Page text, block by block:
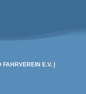
E.V. |